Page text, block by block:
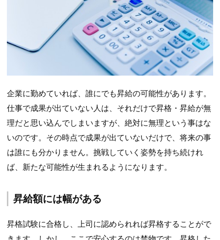
企業に勤めていれば、誰にでも昇給の可能性があります。
仕事で成果が出ていない人は、それだけで昇格・昇給が無
理だと思い込んでしまいますが、絶対に無理という事はな
いのです。その時点で成果が出ていないだけで、将来の事
は誰にも分かりません。挑戦していく姿勢を持ち続けれ
ば、新たな可能性が生まれるようになります。
昇給額には幅がある
昇格試験に合格し、上司に認められれば昇格することがで